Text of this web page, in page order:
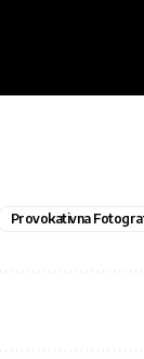
Provokativna